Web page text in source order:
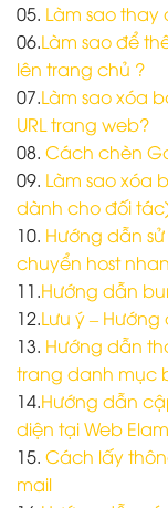
05. Làm sao thay
06.Làm sao để
lên trang chủ ?
07.Làm sao xóa
URL trang web?
08. Cách chèn
09. Làm sao xóa
dành cho đối
10. Hướng dẫn
chuyển host
11.Hướng dẫn
12.Lưu ý –
13. Hướng dẫn
trang danh mục
14.Hướng dẫn
diện tại Web
15. Cách lấy
mail